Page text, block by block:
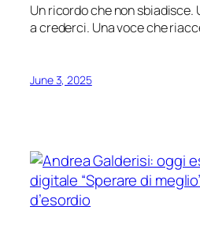
Un ricordo che non
a crederci. Una voce che
June 3, 2025